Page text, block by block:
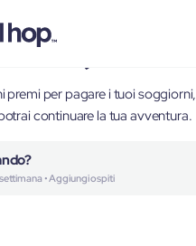
India
premi per pagare i tuoi soggiorni,
continuare la tua avventura.
• Aggiungi ospiti